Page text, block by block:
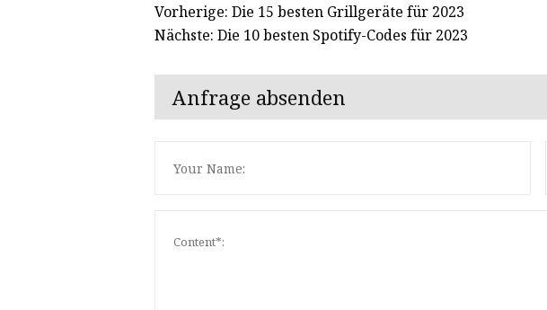
Vorherige: Die 15 besten Grillgeräte für 2023
Nächste: Die 10 besten Spotify-Codes für 2023
Anfrage absenden